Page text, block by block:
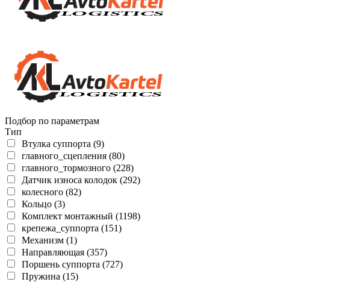
Подбор по параметрам
Тип
Втулка суппорта (9)
главного_сцепления (80)
главного_тормозного (228)
Датчик износа колодок (292)
колесного (82)
Кольцо (3)
Комплект монтажный (1198)
крепежа_суппорта (151)
Механизм (1)
Направляющая (357)
Поршень суппорта (727)
Пружина (15)